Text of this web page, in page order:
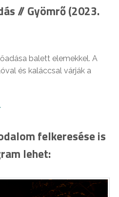
// Gyömrő (2023.
balett elemekkel. A
és kaláccsal várják a
felkeresése is
lehet: